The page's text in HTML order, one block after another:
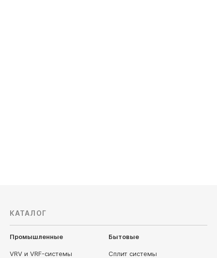
КАТАЛОГ
Промышленные
VRV и VRF-системы
Бытовые
Сплит системы